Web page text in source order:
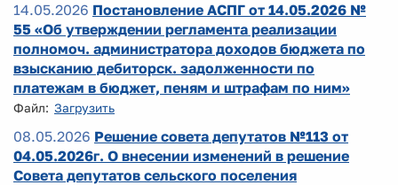
14.05.2026 Постановление АСПГ от 14.05.2026 №
55 «Об утверждении регламента реализации
полномоч. администратора доходов бюджета по
взысканию дебиторск. задолженности по
платежам в бюджет, пеням и штрафам по ним»
Файл: Загрузить
08.05.2026 Решение совета депутатов №113 от
04.05.2026г. О внесении изменений в решение
Совета депутатов сельского поселения